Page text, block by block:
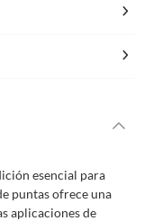
esencial para
puntas ofrece una
aplicaciones de